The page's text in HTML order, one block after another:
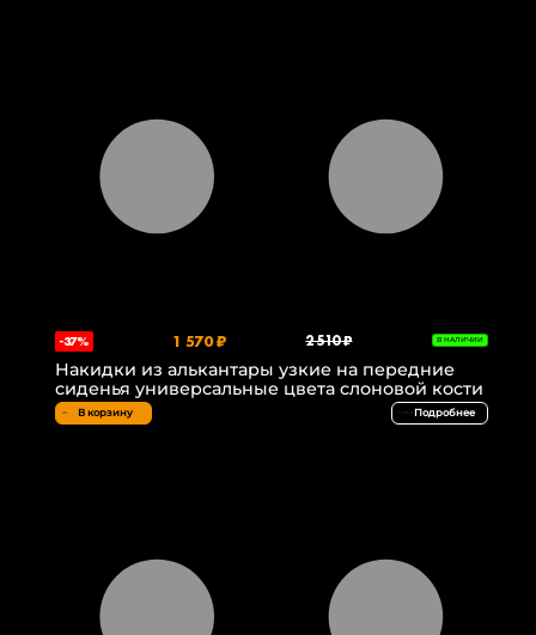
-37% 1 570 ₽ 2 510 ₽ В НАЛИЧИИ
Накидки из алькантары узкие на передние
сиденья универсальные цвета слоновой кости
В корзину Подробнее